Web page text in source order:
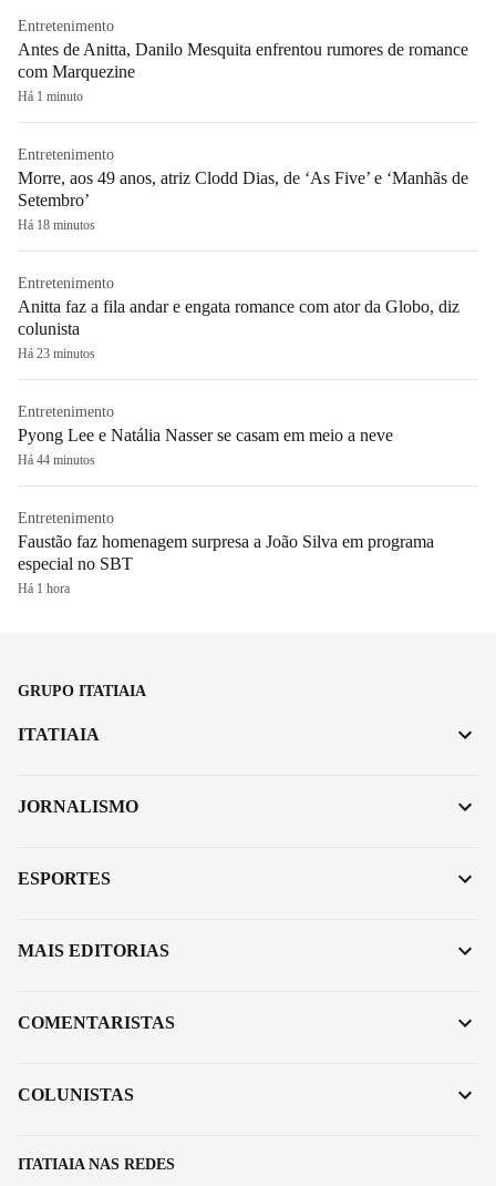
Entretenimento
Antes de Anitta, Danilo Mesquita enfrentou rumores de romance
com Marquezine
Há 1 minuto
Entretenimento
Morre, aos 49 anos, atriz Clodd Dias, de ‘As Five’ e ‘Manhãs de
Setembro’
Há 18 minutos
Entretenimento
Anitta faz a fila andar e engata romance com ator da Globo, diz
colunista
Há 23 minutos
Entretenimento
Pyong Lee e Natália Nasser se casam em meio a neve
Há 44 minutos
Entretenimento
Faustão faz homenagem surpresa a João Silva em programa
especial no SBT
Há 1 hora
GRUPO ITATIAIA
ITATIAIA NAS REDES
ITATIAIA
JORNALISMO
ESPORTES
MAIS EDITORIAS
COMENTARISTAS
COLUNISTAS